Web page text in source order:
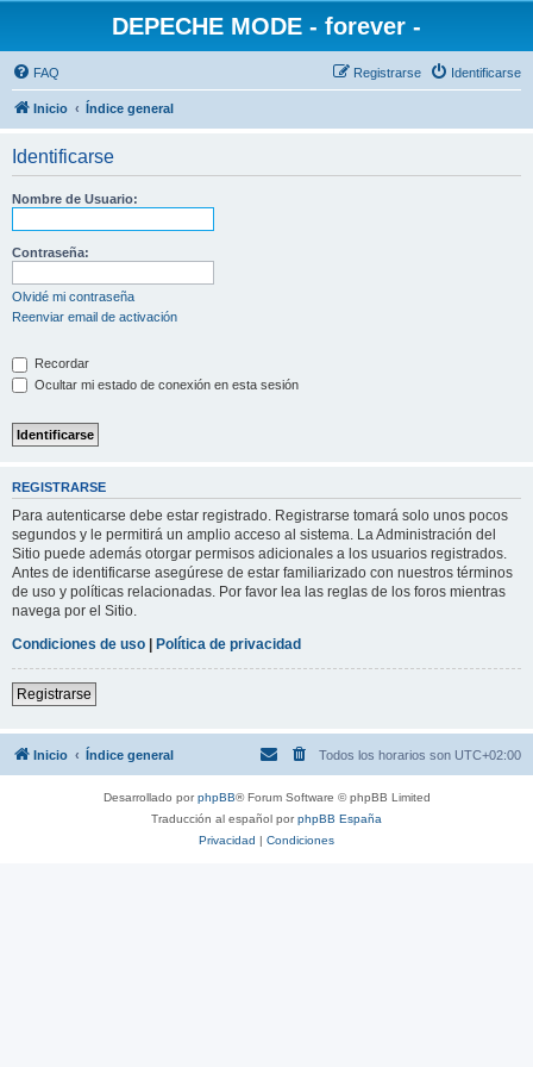
DEPECHE MODE - forever -
FAQ Identificarse
Registrarse
Inicio Índice general
Identificarse
Nombre de Usuario:
Contraseña:
Olvidé mi contraseña
Reenviar email de activación
Recordar
Ocultar mi estado de conexión en esta sesión
REGISTRARSE
Para autenticarse debe estar registrado. Registrarse tomará solo unos pocos
segundos y le permitirá un amplio acceso al sistema. La Administración del
Sitio puede además otorgar permisos adicionales a los usuarios registrados.
Antes de identificarse asegúrese de estar familiarizado con nuestros términos
de uso y políticas relacionadas. Por favor lea las reglas de los foros mientras
navega por el Sitio.
Condiciones de uso | Política de privacidad
Registrarse
Inicio Índice general Todos los horarios son UTC+02:00
Desarrollado porphpBB® Forum Software © phpBB Limited
Traducción al español porphpBB España
Privacidad | Condiciones